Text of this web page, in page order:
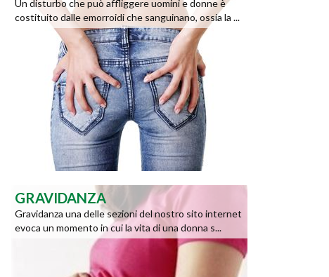
Un disturbo che può affliggere uomini e donne è
costituito dalle emorroidi che sanguinano, ossia la ...
GRAVIDANZA
Gravidanza una delle sezioni del nostro sito internet
evoca un momento in cui la vita di una donna s...